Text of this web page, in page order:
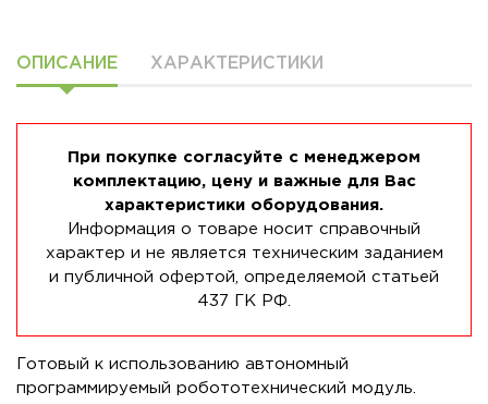
ОПИСАНИЕ ХАРАКТЕРИСТИКИ
При покупке согласуйте с менеджером
комплектацию, цену и важные для Вас
характеристики оборудования.
Информация о товаре носит справочный
характер и не является техническим заданием
и публичной офертой, определяемой статьей
437 ГК РФ.
Готовый к использованию автономный
программируемый робототехнический модуль.